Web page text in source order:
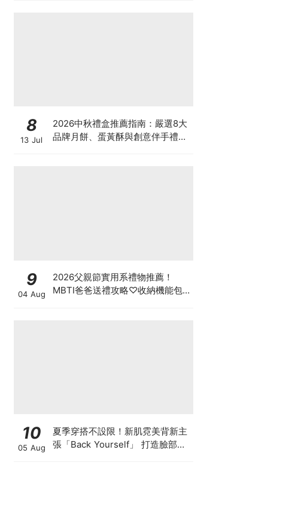
8
13 Jul
2026中秋禮盒推薦指南：嚴選8大
品牌月餅、蛋黃酥與創意伴手禮懶
9
04 Aug
2026父親節實用系禮物推薦！
MBTI爸爸送禮攻略♡收納機能包
10
05 Aug
夏季穿搭不設限！新肌霓美背新主
張「Back Yourself」 打造臉部級